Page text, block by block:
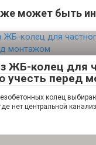
может быть
ЖБ-колец для
учесть перед
колец
нет центральной